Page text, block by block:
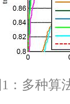
1：多种算